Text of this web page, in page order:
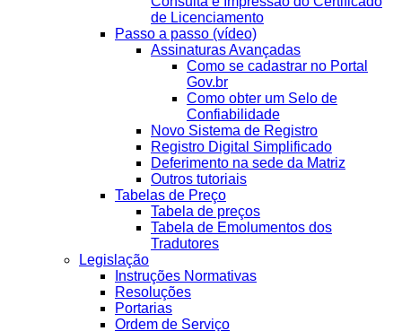
de Licenciamento
Passo a passo (vídeo)
Assinaturas Avançadas
Como se cadastrar no Portal
Gov.br
Como obter um Selo de
Confiabilidade
Novo Sistema de Registro
Registro Digital Simplificado
Deferimento na sede da Matriz
Outros tutoriais
Tabelas de Preço
Tabela de preços
Tabela de Emolumentos dos
Tradutores
Legislação
Instruções Normativas
Resoluções
Portarias
Ordem de Serviço